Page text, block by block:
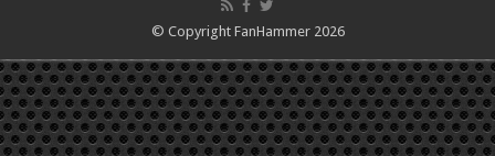
© Copyright FanHammer 2026